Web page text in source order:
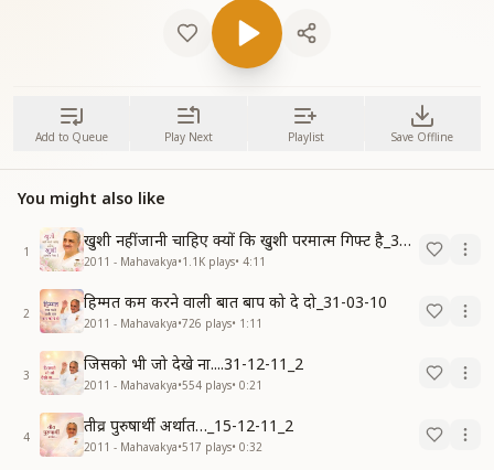
Add to Queue Play Next Playlist Save Offline
You might also like
1
खुशी नहीं जानी चाहिए क्यों कि खुशी परमात्म गिफ्ट है_31-03-10
2011 - Mahavakya•1.1K plays• 4:11
2
हिम्मत कम करने वाली बात बाप को दे दो_31-03-10
2011 - Mahavakya•726 plays• 1:11
3
जिसको भी जो देखे ना....31-12-11_2
2011 - Mahavakya•554 plays• 0:21
4
तीव्र पुरुषार्थी अर्थात…_15-12-11_2
2011 - Mahavakya•517 plays• 0:32